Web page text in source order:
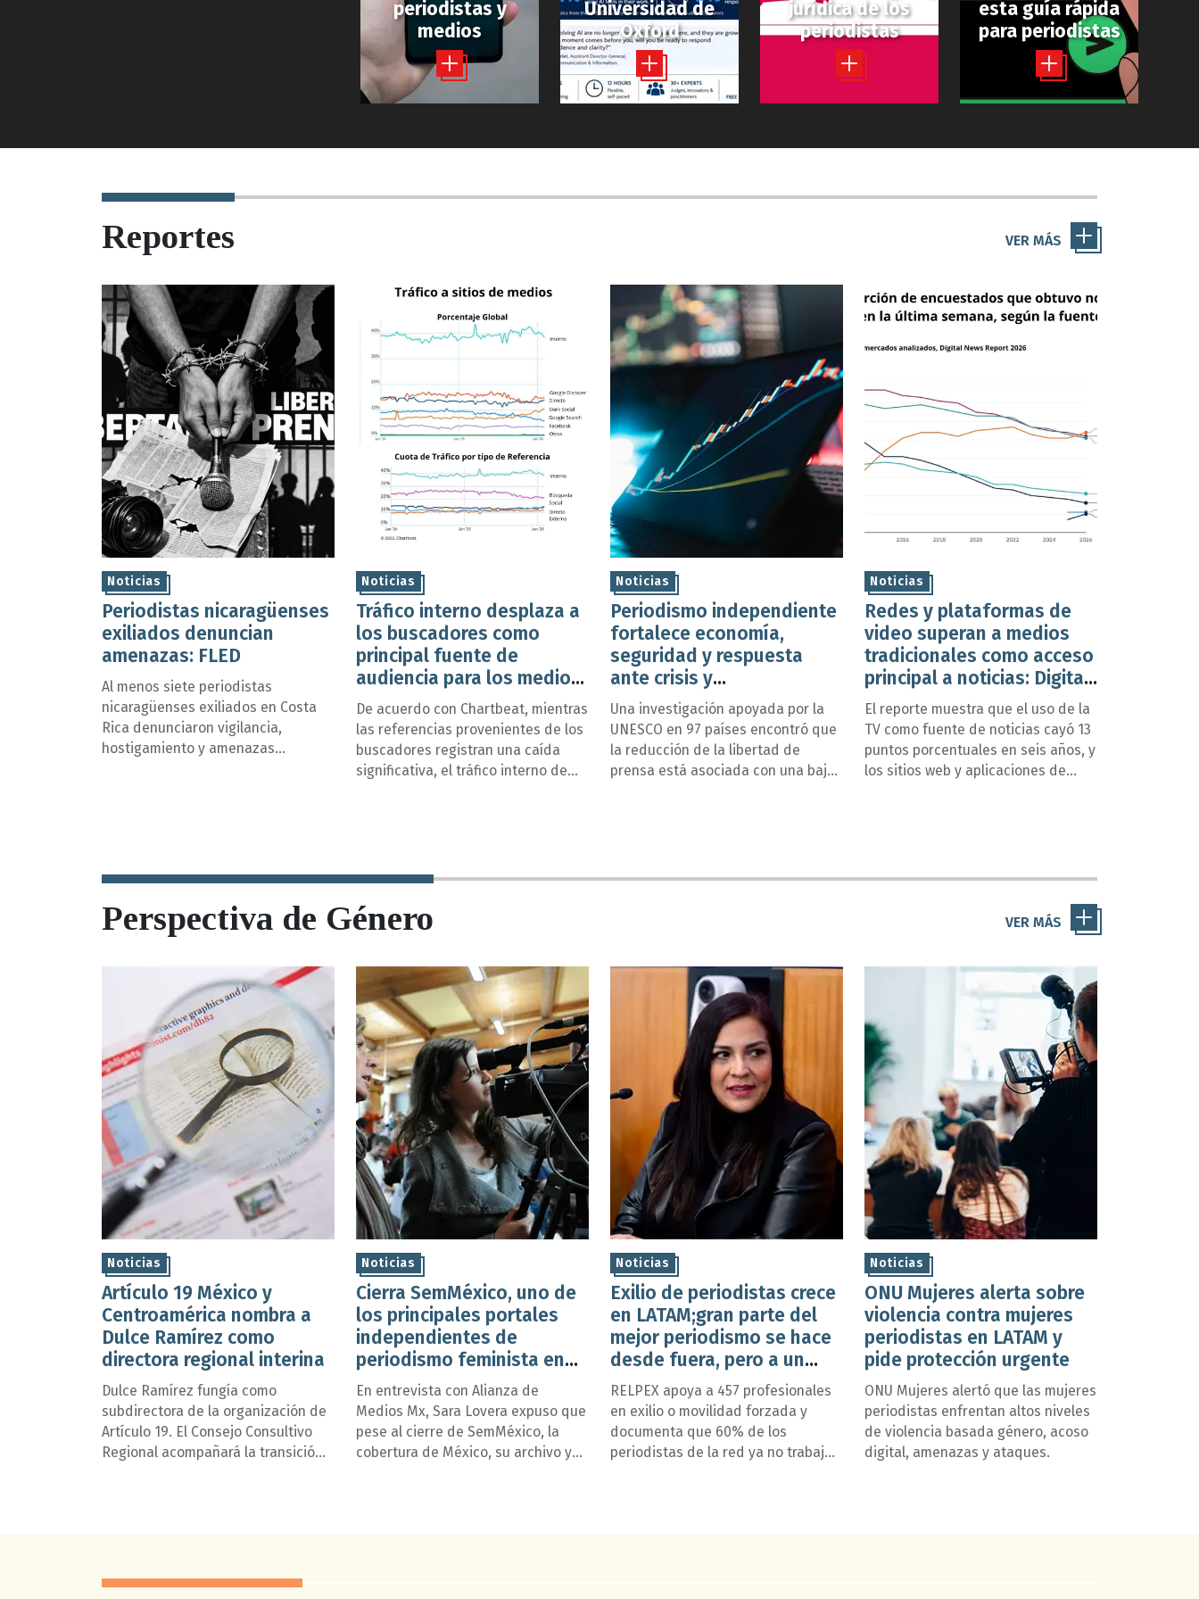
periodistas y
medios
Universidad de
Oxford
jurídica de los
periodistas
esta guía rápida
para periodistas
Reportes VER MÁS
Noticias
Periodistas nicaragüenses
exiliados denuncian
amenazas: FLED
Al menos siete periodistas
nicaragüenses exiliados en Costa
Rica denunciaron vigilancia,
hostigamiento y amenazas
Noticias
Tráfico interno desplaza a
los buscadores como
principal fuente de
audiencia para los medios:
Chartbeat
De acuerdo con Chartbeat, mientras
las referencias provenientes de los
buscadores registran una caída
significativa, el tráfico interno de
Noticias
Periodismo independiente
fortalece economía,
seguridad y respuesta
ante crisis y
desinformación: informe
de UNESCO
Una investigación apoyada por la
UNESCO en 97 países encontró que
la reducción de la libertad de
prensa está asociada con una baja
Noticias
Redes y plataformas de
video superan a medios
tradicionales como acceso
principal a noticias: Digital
News Report 2026
El reporte muestra que el uso de la
TV como fuente de noticias cayó 13
puntos porcentuales en seis años, y
los sitios web y aplicaciones de
preferencias.
Perspectiva de Género VER MÁS
Noticias
Artículo 19 México y
Centroamérica nombra a
Dulce Ramírez como
directora regional interina
Dulce Ramírez fungía como
subdirectora de la organización de
Artículo 19. El Consejo Consultivo
Regional acompañará la transición y
Noticias
Cierra SemMéxico, uno de
los principales portales
independientes de
periodismo feminista en
México
En entrevista con Alianza de
Medios Mx, Sara Lovera expuso que
pese al cierre de SemMéxico, la
cobertura de México, su archivo y
Noticias
Exilio de periodistas crece
en LATAM;gran parte del
mejor periodismo se hace
desde fuera, pero a un
alto costo”: RELPEX
RELPEX apoya a 457 profesionales
en exilio o movilidad forzada y
documenta que 60% de los
periodistas de la red ya no trabajan
Noticias
ONU Mujeres alerta sobre
violencia contra mujeres
periodistas en LATAM y
pide protección urgente
ONU Mujeres alertó que las mujeres
periodistas enfrentan altos niveles
de violencia basada género, acoso
digital, amenazas y ataques.